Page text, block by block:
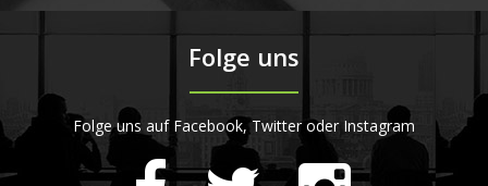
Folge uns
Folge uns auf Facebook, Twitter oder Instagram